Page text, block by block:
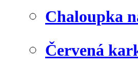
Chaloupka
Červená